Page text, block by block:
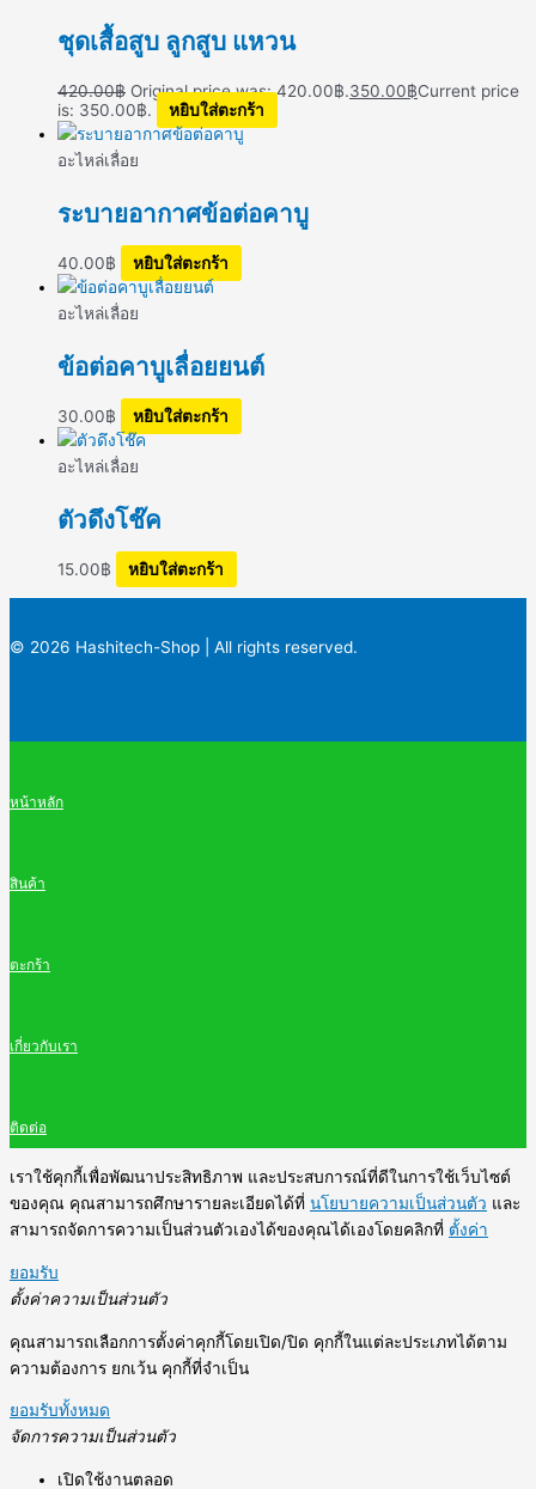
ชุดเสื้อสูบ ลูกสูบ แหวน
420.00฿ Original price was: 420.00฿.350.00฿Current price
is: 350.00฿.
หยิบใส่ตะกร้า
อะไหล่เลื่อย
ระบายอากาศข้อต่อคาบู
40.00฿ หยิบใส่ตะกร้า
อะไหล่เลื่อย
ข้อต่อคาบูเลื่อยยนต์
30.00฿ หยิบใส่ตะกร้า
อะไหล่เลื่อย
ตัวดึงโช๊ค
15.00฿ หยิบใส่ตะกร้า
© 2026 Hashitech-Shop | All rights reserved.
หน้าหลัก
สินค้า
ตะกร้า
เกี่ยวกับเรา
ติดต่อ
เราใช้คุกกี้เพื่อพัฒนาประสิทธิภาพ และประสบการณ์ที่ดีในการใช้เว็บไซต์
ของคุณ คุณสามารถศึกษารายละเอียดได้ที่ นโยบายความเป็นส่วนตัว และ
สามารถจัดการความเป็นส่วนตัวเองได้ของคุณได้เองโดยคลิกที่ ตั้งค่า
ยอมรับ
ตั้งค่าความเป็นส่วนตัว
คุณสามารถเลือกการตั้งค่าคุกกี้โดยเปิด/ปิด คุกกี้ในแต่ละประเภทได้ตาม
ความต้องการ ยกเว้น คุกกี้ที่จำเป็น
ยอมรับทั้งหมด
จัดการความเป็นส่วนตัว
เปิดใช้งานตลอด